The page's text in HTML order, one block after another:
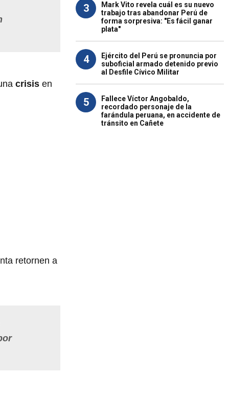
crisis en
retornen a
3
Mark Vito revela cuál es su nuevo
trabajo tras abandonar Perú de
forma sorpresiva: "Es fácil ganar
plata"
4
Ejército del Perú se pronuncia por
suboficial armado detenido previo
al Desfile Cívico Militar
5
Fallece Víctor Angobaldo,
recordado personaje de la
farándula peruana, en accidente de
tránsito en Cañete